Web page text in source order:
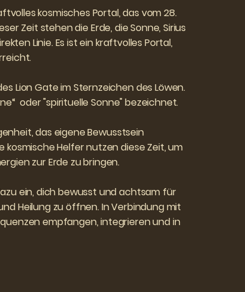
kosmisches Portal, das vom 28.
Zeit stehen die Erde, die Sonne, Sirius
Linie. Es ist ein kraftvolles Portal,
Lion Gate im Sternzeichen des Löwen.
oder "spirituelle Sonne" bezeichnet.
das eigene Bewusstsein
kosmische Helfer nutzen diese Zeit, um
zur Erde zu bringen.
ein, dich bewusst und achtsam für
Heilung zu öffnen. In Verbindung mit
empfangen, integrieren und in